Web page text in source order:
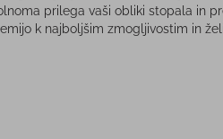
prilega vaši obliki stopala in
k najboljšim zmogljivostim in